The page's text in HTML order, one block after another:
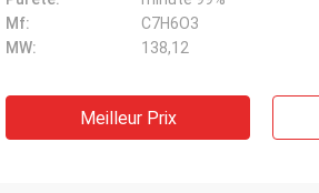
Mf:
C7H6O3
MW:
138,12
Meilleur Prix